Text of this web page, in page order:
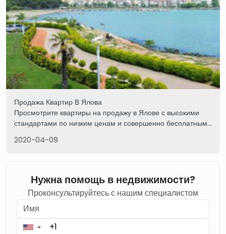
Продажа Квартир В Ялова
Просмотрите квартиры на продажу в Ялове с высокими
стандартами по низким ценам и совершенно бесплатными
2020-04-09
Нужна помощь в недвижимости?
Проконсультируйтесь с нашим специалистом
▼